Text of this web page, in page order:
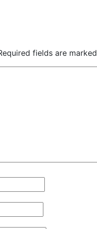
fields are marked